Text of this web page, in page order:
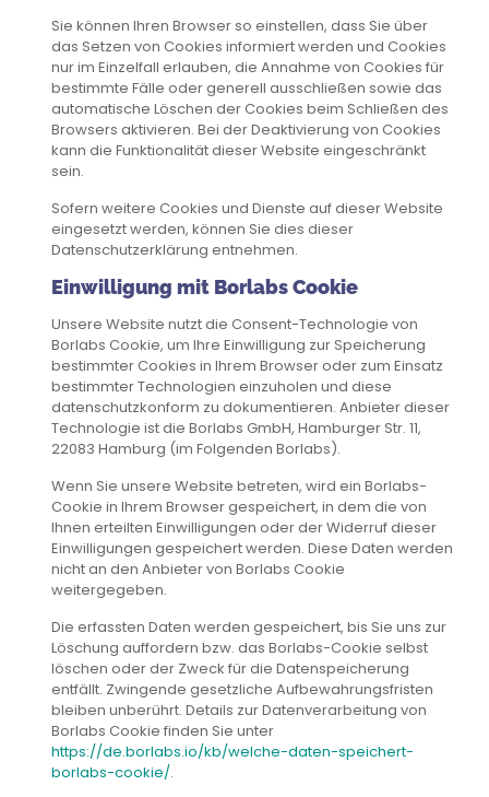
Sie können Ihren Browser so einstellen, dass Sie über
das Setzen von Cookies informiert werden und Cookies
nur im Einzelfall erlauben, die Annahme von Cookies für
bestimmte Fälle oder generell ausschließen sowie das
automatische Löschen der Cookies beim Schließen des
Browsers aktivieren. Bei der Deaktivierung von Cookies
kann die Funktionalität dieser Website eingeschränkt
sein.
Sofern weitere Cookies und Dienste auf dieser Website
eingesetzt werden, können Sie dies dieser
Datenschutzerklärung entnehmen.
Einwilligung mit Borlabs Cookie
Unsere Website nutzt die Consent-Technologie von
Borlabs Cookie, um Ihre Einwilligung zur Speicherung
bestimmter Cookies in Ihrem Browser oder zum Einsatz
bestimmter Technologien einzuholen und diese
datenschutzkonform zu dokumentieren. Anbieter dieser
Technologie ist die Borlabs GmbH, Hamburger Str. 11,
22083 Hamburg (im Folgenden Borlabs).
Wenn Sie unsere Website betreten, wird ein Borlabs-
Cookie in Ihrem Browser gespeichert, in dem die von
Ihnen erteilten Einwilligungen oder der Widerruf dieser
Einwilligungen gespeichert werden. Diese Daten werden
nicht an den Anbieter von Borlabs Cookie
weitergegeben.
Die erfassten Daten werden gespeichert, bis Sie uns zur
Löschung auffordern bzw. das Borlabs-Cookie selbst
löschen oder der Zweck für die Datenspeicherung
entfällt. Zwingende gesetzliche Aufbewahrungsfristen
bleiben unberührt. Details zur Datenverarbeitung von
Borlabs Cookie finden Sie unter
https://de.borlabs.io/kb/welche-daten-speichert-
borlabs-cookie/.